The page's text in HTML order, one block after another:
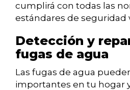
cumplirá con todas las
estándares de seguridad
Detección y
fugas de agua
Las fugas de agua
importantes en tu hogar